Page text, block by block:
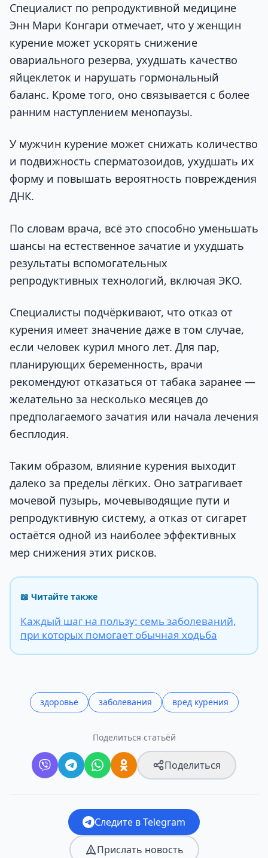
Специалист по репродуктивной медицине
Энн Мари Конгари отмечает, что у женщин
курение может ускорять снижение
овариального резерва, ухудшать качество
яйцеклеток и нарушать гормональный
баланс. Кроме того, оно связывается с более
ранним наступлением менопаузы.
У мужчин курение может снижать количество
и подвижность сперматозоидов, ухудшать их
форму и повышать вероятность повреждения
ДНК.
По словам врача, всё это способно уменьшать
шансы на естественное зачатие и ухудшать
результаты вспомогательных
репродуктивных технологий, включая ЭКО.
Специалисты подчёркивают, что отказ от
курения имеет значение даже в том случае,
если человек курил много лет. Для пар,
планирующих беременность, врачи
рекомендуют отказаться от табака заранее —
желательно за несколько месяцев до
предполагаемого зачатия или начала лечения
бесплодия.
Таким образом, влияние курения выходит
далеко за пределы лёгких. Оно затрагивает
мочевой пузырь, мочевыводящие пути и
репродуктивную систему, а отказ от сигарет
остаётся одной из наиболее эффективных
мер снижения этих рисков.
📖 Читайте также
Каждый шаг на пользу: семь заболеваний,
при которых помогает обычная ходьба
здоровье заболевания вред курения
Поделиться статьёй
Поделиться
Следите в Telegram
Прислать новость